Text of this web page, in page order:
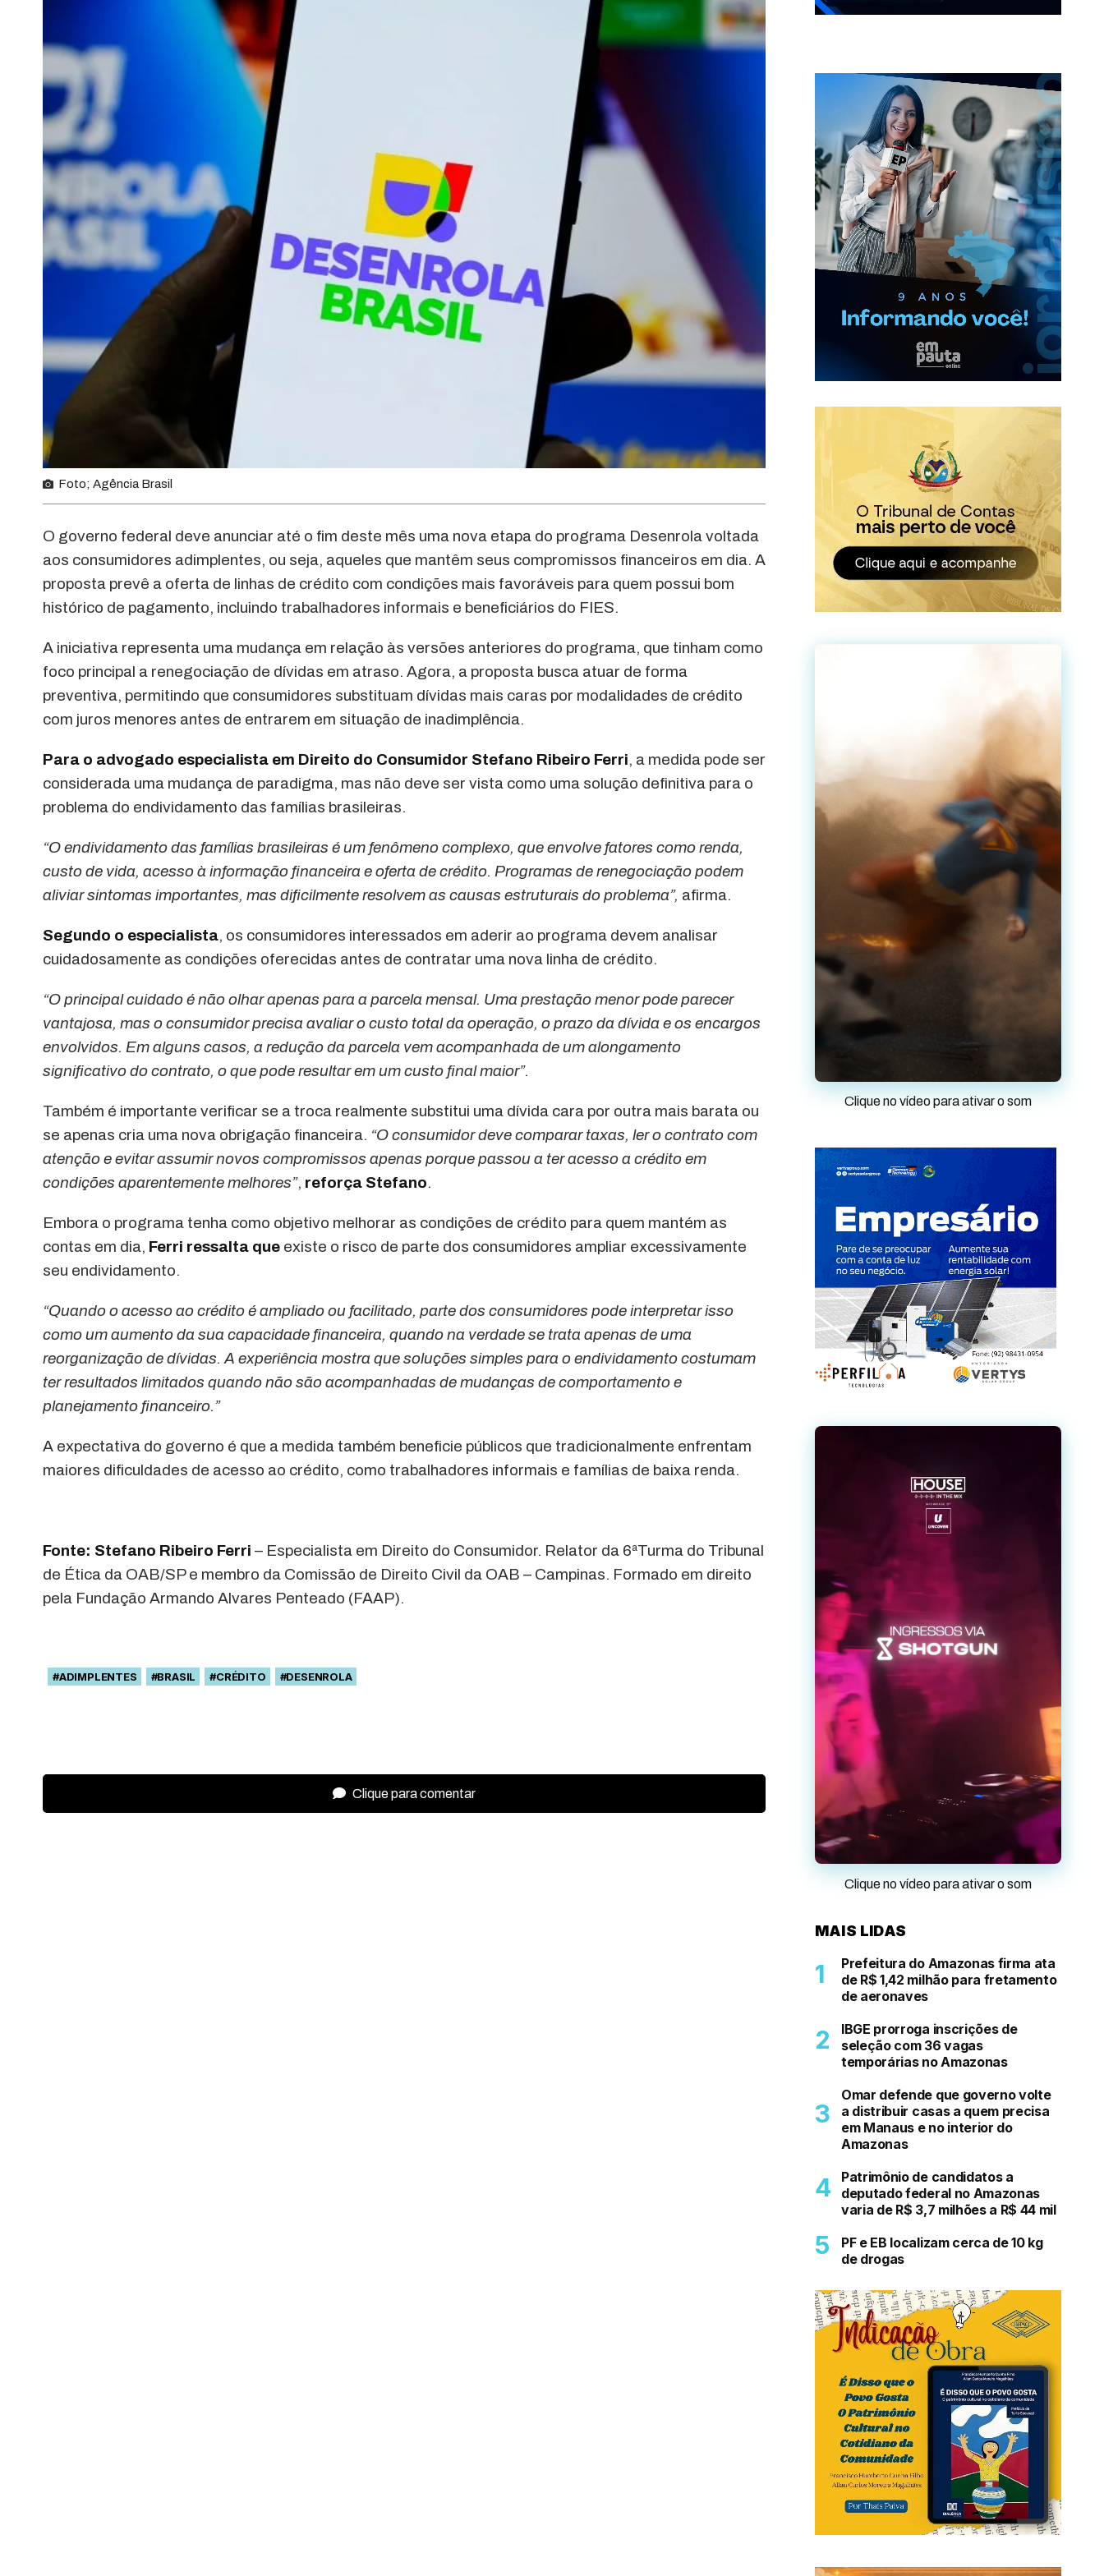
Foto; Agência Brasil
O governo federal deve anunciar até o fim deste mês uma nova etapa do programa Desenrola voltada
aos consumidores adimplentes, ou seja, aqueles que mantêm seus compromissos financeiros em dia. A
proposta prevê a oferta de linhas de crédito com condições mais favoráveis para quem possui bom
histórico de pagamento, incluindo trabalhadores informais e beneficiários do FIES.
A iniciativa representa uma mudança em relação às versões anteriores do programa, que tinham como
foco principal a renegociação de dívidas em atraso. Agora, a proposta busca atuar de forma
preventiva, permitindo que consumidores substituam dívidas mais caras por modalidades de crédito
com juros menores antes de entrarem em situação de inadimplência.
Para o advogado especialista em Direito do Consumidor Stefano Ribeiro Ferri, a medida pode ser
considerada uma mudança de paradigma, mas não deve ser vista como uma solução definitiva para o
problema do endividamento das famílias brasileiras.
“O endividamento das famílias brasileiras é um fenômeno complexo, que envolve fatores como renda,
custo de vida, acesso à informação financeira e oferta de crédito. Programas de renegociação podem
aliviar sintomas importantes, mas dificilmente resolvem as causas estruturais do problema”, afirma.
Segundo o especialista, os consumidores interessados em aderir ao programa devem analisar
cuidadosamente as condições oferecidas antes de contratar uma nova linha de crédito.
“O principal cuidado é não olhar apenas para a parcela mensal. Uma prestação menor pode parecer
vantajosa, mas o consumidor precisa avaliar o custo total da operação, o prazo da dívida e os encargos
envolvidos. Em alguns casos, a redução da parcela vem acompanhada de um alongamento
significativo do contrato, o que pode resultar em um custo final maior”.
Também é importante verificar se a troca realmente substitui uma dívida cara por outra mais barata ou
se apenas cria uma nova obrigação financeira. “O consumidor deve comparar taxas, ler o contrato com
atenção e evitar assumir novos compromissos apenas porque passou a ter acesso a crédito em
condições aparentemente melhores”, reforça Stefano.
Embora o programa tenha como objetivo melhorar as condições de crédito para quem mantém as
contas em dia, Ferri ressalta que existe o risco de parte dos consumidores ampliar excessivamente
seu endividamento.
“Quando o acesso ao crédito é ampliado ou facilitado, parte dos consumidores pode interpretar isso
como um aumento da sua capacidade financeira, quando na verdade se trata apenas de uma
reorganização de dívidas. A experiência mostra que soluções simples para o endividamento costumam
ter resultados limitados quando não são acompanhadas de mudanças de comportamento e
planejamento financeiro.”
A expectativa do governo é que a medida também beneficie públicos que tradicionalmente enfrentam
maiores dificuldades de acesso ao crédito, como trabalhadores informais e famílias de baixa renda.
Fonte: Stefano Ribeiro Ferri – Especialista em Direito do Consumidor. Relator da 6ªTurma do Tribunal
de Ética da OAB/SP e membro da Comissão de Direito Civil da OAB – Campinas. Formado em direito
pela Fundação Armando Alvares Penteado (FAAP).
#ADIMPLENTES #BRASIL #CRÉDITO #DESENROLA
Clique para comentar
Clique no vídeo para ativar o som
Clique no vídeo para ativar o som
MAIS LIDAS
Prefeitura do Amazonas firma ata
de R$ 1,42 milhão para fretamento
de aeronaves
IBGE prorroga inscrições de
seleção com 36 vagas
temporárias no Amazonas
Omar defende que governo volte
a distribuir casas a quem precisa
em Manaus e no interior do
Amazonas
Patrimônio de candidatos a
deputado federal no Amazonas
varia de R$ 3,7 milhões a R$ 44 mil
PF e EB localizam cerca de 10 kg
de drogas